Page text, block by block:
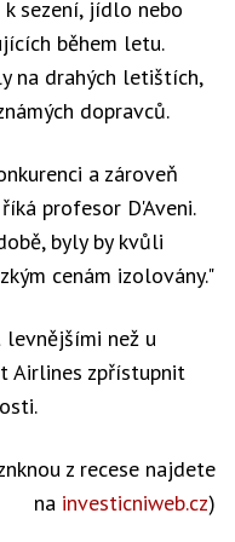
sezení, jídlo nebo
během letu.
na drahých letištích,
dopravců.
a zároveň
profesor D'Aveni.
byly by kvůli
cenám izolovány."
než u
Airlines zpřístupnit
z recese najdete
na investicniweb.cz)